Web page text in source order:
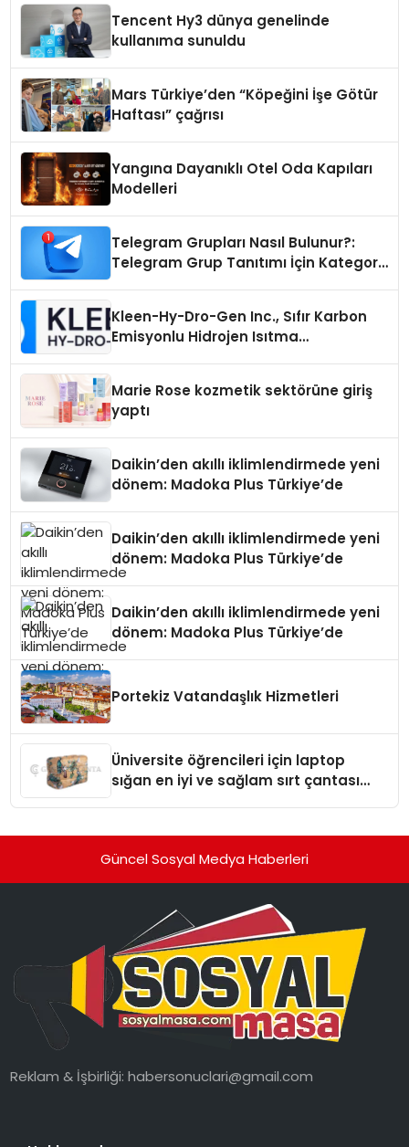
Tencent Hy3 dünya genelinde
kullanıma sunuldu
Mars Türkiye’den “Köpeğini İşe Götür
Haftası” çağrısı
Yangına Dayanıklı Otel Oda Kapıları
Modelleri
Telegram Grupları Nasıl Bulunur?:
Telegram Grup Tanıtımı İçin Kategori
Kleen-Hy-Dro-Gen Inc., Sıfır Karbon
Emisyonlu Hidrojen Isıtma
Marie Rose kozmetik sektörüne giriş
yaptı
Daikin’den akıllı iklimlendirmede yeni
dönem: Madoka Plus Türkiye’de
Daikin’den akıllı iklimlendirmede yeni
dönem: Madoka Plus Türkiye’de
Daikin’den akıllı iklimlendirmede yeni
dönem: Madoka Plus Türkiye’de
Portekiz Vatandaşlık Hizmetleri
Üniversite öğrencileri için laptop
sığan en iyi ve sağlam sırt çantası
Güncel Sosyal Medya Haberleri
Reklam & İşbirliği:habersonuclari@gmail.com